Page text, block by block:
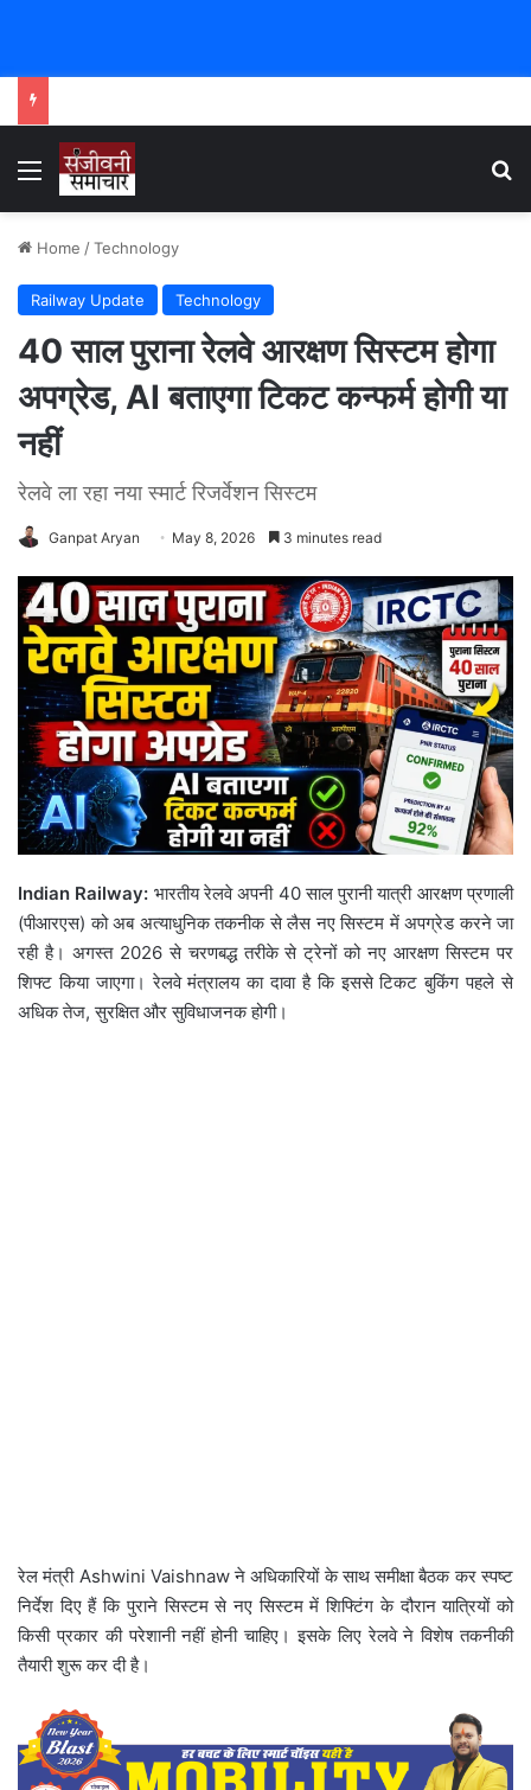
Menu
Home /Technology
Railway Update Technology
40 साल पुराना रेलवे आरक्षण सिस्टम होगा
अपग्रेड, AI बताएगा टिकट कन्फर्म होगी या
नहीं
रेलवे ला रहा नया स्मार्ट रिजर्वेशन सिस्टम
Ganpat Aryan May 8, 2026 3 minutes read
Indian Railway: भारतीय रेलवे अपनी 40 साल पुरानी यात्री आरक्षण प्रणाली
(पीआरएस) को अब अत्याधुनिक तकनीक से लैस नए सिस्टम में अपग्रेड करने जा
रही है। अगस्त 2026 से चरणबद्ध तरीके से ट्रेनों को नए आरक्षण सिस्टम पर
शिफ्ट किया जाएगा। रेलवे मंत्रालय का दावा है कि इससे टिकट बुकिंग पहले से
अधिक तेज, सुरक्षित और सुविधाजनक होगी।
रेल मंत्री Ashwini Vaishnawने अधिकारियों के साथ समीक्षा बैठक कर स्पष्ट
निर्देश दिए हैं कि पुराने सिस्टम से नए सिस्टम में शिफ्टिंग के दौरान यात्रियों को
किसी प्रकार की परेशानी नहीं होनी चाहिए। इसके लिए रेलवे ने विशेष तकनीकी
तैयारी शुरू कर दी है।